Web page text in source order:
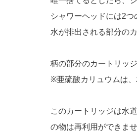
シャワーヘッドには2つ
水が排出される部分の
柄の部分のカートリッ
※亜硫酸カリュウムは、
このカートリッジは水
の物は再利用ができませ